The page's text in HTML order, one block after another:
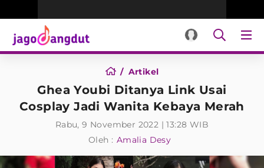
Artikel
Ghea Youbi Ditanya Link Usai
Cosplay Jadi Wanita Kebaya Merah
Rabu, 9 November 2022 | 13:28 WIB
Oleh : Amalia Desy